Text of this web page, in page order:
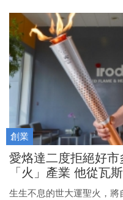
萬點行情中重新定位。
創業
愛烙達二度拒絕好
「火」產業 他從瓦
聖火
生生不息的世大運聖火，